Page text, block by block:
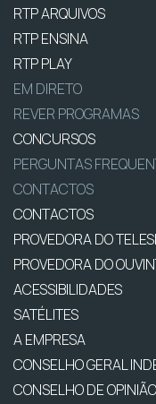
RTP ARQUIVOS
RTP ENSINA
RTP PLAY
EM DIRETO
REVER PROGRAMAS
CONCURSOS
PERGUNTAS
CONTACTOS
CONTACTOS
PROVEDORA DO
PROVEDORA DO
ACESSIBILIDADES
SATÉLITES
A EMPRESA
CONSELHO GERAL
CONSELHO DE OPINIÃO